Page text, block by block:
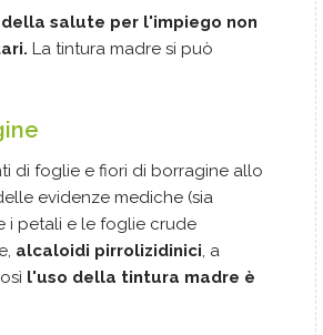
salute per l'impiego non
La tintura madre si può
di foglie e fiori di borragine allo
evidenze mediche (sia
i petali e le foglie crude
alcaloidi pirrolizidinici, a
l'uso della tintura madre è